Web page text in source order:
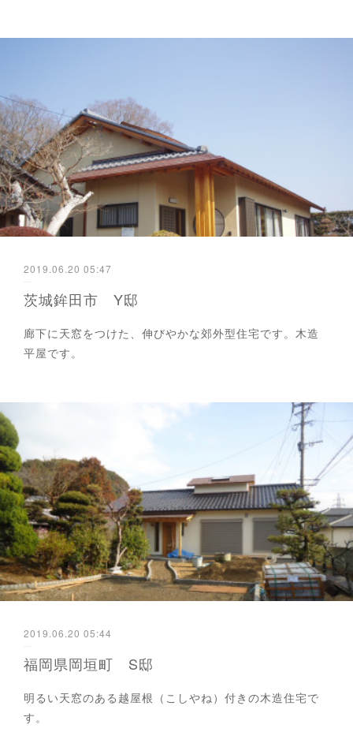
2019.06.20 05:47
茨城鉾田市 Y邸
廊下に天窓をつけた、伸びやかな郊外型住宅です。木造
平屋です。
2019.06.20 05:44
福岡県岡垣町 S邸
明るい天窓のある越屋根（こしやね）付きの木造住宅で
す。